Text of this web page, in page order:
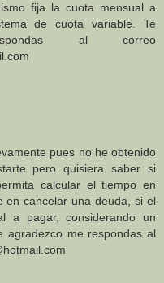
fija la cuota mensual a
de cuota variable. Te
al correo
pues no he obtenido
pero quisiera saber si
calcular el tiempo en
en cancelar una deuda, si el
a pagar, considerando un
agradezco me respondas al